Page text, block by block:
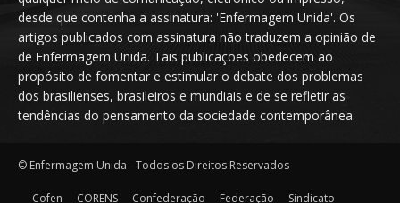
desde que contenha a assinatura: 'Enfermagem Unida'. Os
artigos publicados com assinatura não traduzem a opinião de
de Enfermagem Unida. Tais publicações obedecem ao
propósito de fomentar e estimular o debate dos problemas
dos brasilienses, brasileiros e mundiais e de se refletir as
tendências do pensamento da sociedade contemporânea.
© Enfermagem Unida - Todos os Direitos Reservados
Cofen CORENS Confederação Federação Sindicato